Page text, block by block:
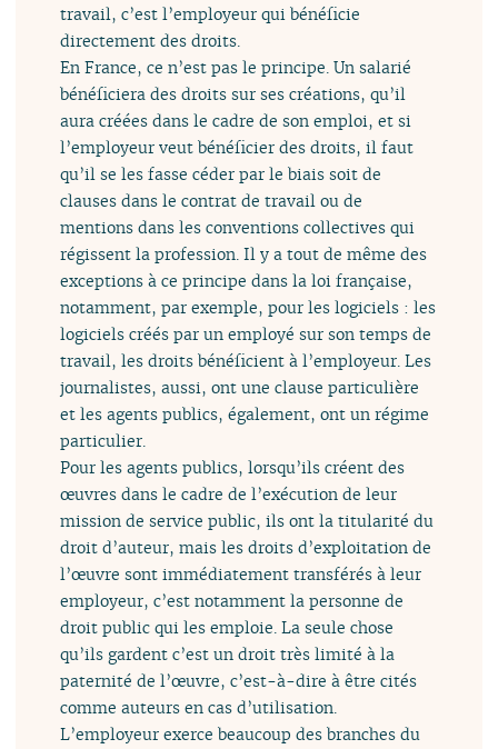
travail, c’est l’employeur qui bénéficie
directement des droits.
En France, ce n’est pas le principe. Un salarié
bénéficiera des droits sur ses créations, qu’il
aura créées dans le cadre de son emploi, et si
l’employeur veut bénéficier des droits, il faut
qu’il se les fasse céder par le biais soit de
clauses dans le contrat de travail ou de
mentions dans les conventions collectives qui
régissent la profession. Il y a tout de même des
exceptions à ce principe dans la loi française,
notamment, par exemple, pour les logiciels : les
logiciels créés par un employé sur son temps de
travail, les droits bénéficient à l’employeur. Les
journalistes, aussi, ont une clause particulière
et les agents publics, également, ont un régime
particulier.
Pour les agents publics, lorsqu’ils créent des
œuvres dans le cadre de l’exécution de leur
mission de service public, ils ont la titularité du
droit d’auteur, mais les droits d’exploitation de
l’œuvre sont immédiatement transférés à leur
employeur, c’est notamment la personne de
droit public qui les emploie. La seule chose
qu’ils gardent c’est un droit très limité à la
paternité de l’œuvre, c’est-à-dire à être cités
comme auteurs en cas d’utilisation.
L’employeur exerce beaucoup des branches du